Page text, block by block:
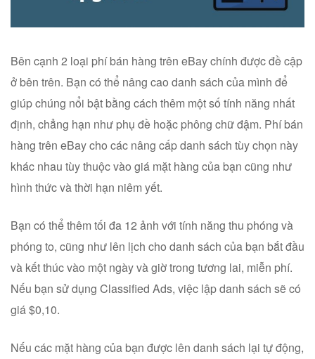
Bên cạnh 2 loại phí bán hàng trên eBay chính được đề cập
ở bên trên. Bạn có thể nâng cao danh sách của mình để
giúp chúng nổi bật bằng cách thêm một số tính năng nhất
định, chẳng hạn như phụ đề hoặc phông chữ đậm. Phí bán
hàng trên eBay cho các nâng cấp danh sách tùy chọn này
khác nhau tùy thuộc vào giá mặt hàng của bạn cũng như
hình thức và thời hạn niêm yết.
Bạn có thể thêm tối đa 12 ảnh với tính năng thu phóng và
phóng to, cũng như lên lịch cho danh sách của bạn bắt đầu
và kết thúc vào một ngày và giờ trong tương lai, miễn phí.
Nếu bạn sử dụng Classified Ads, việc lập danh sách sẽ có
giá $0,10.
Nếu các mặt hàng của bạn được lên danh sách lại tự động,